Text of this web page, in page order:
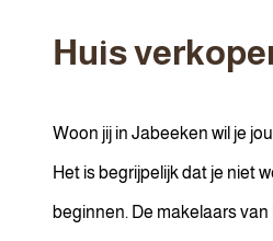
Huis
Woon jij in Jabeeken wil je
Het is begrijpelijk dat je niet
beginnen. De makelaars